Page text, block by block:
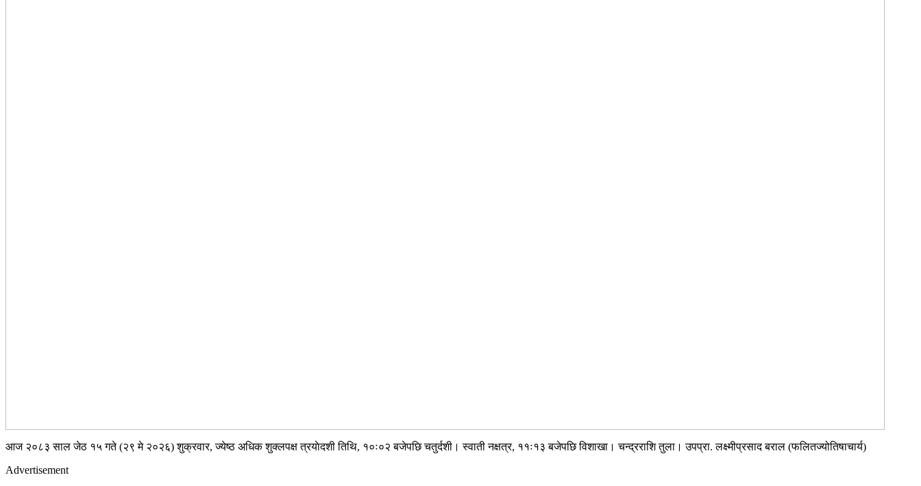
आज २०८३ साल जेठ १५ गते (२९ मे २०२६) शुक्रवार, ज्येष्ठ अधिक शुक्लपक्ष त्रयाेदशी तिथि, १०ः०२ बजेपछि चतुर्दशी। स्वाती नक्षत्र, ११ः१३ बजेपछि विशाखा। चन्द्रराशि तुला। उपप्रा. लक्ष्मीप्रसाद बराल (फलितज्योतिषाचार्य)
Advertisement